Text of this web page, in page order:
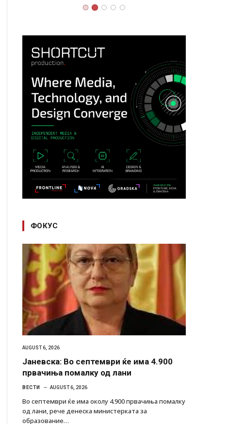
ФОКУС
AUGUST 6, 2026
Јаневска: Во септември ќе има 4.900
првачиња помалку од лани
ВЕСТИ AUGUST 6, 2026
Во септември ќе има околу 4.900 првачиња помалку
од лани, рече денеска министерката за
образование…